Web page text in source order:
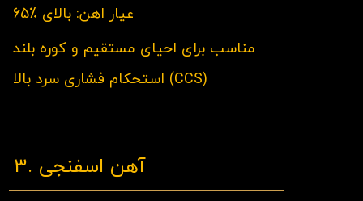
عیار اهن: بالای ٪65
استحکام فشاری سرد بالا (CCS)
3. آهن اسفنجی